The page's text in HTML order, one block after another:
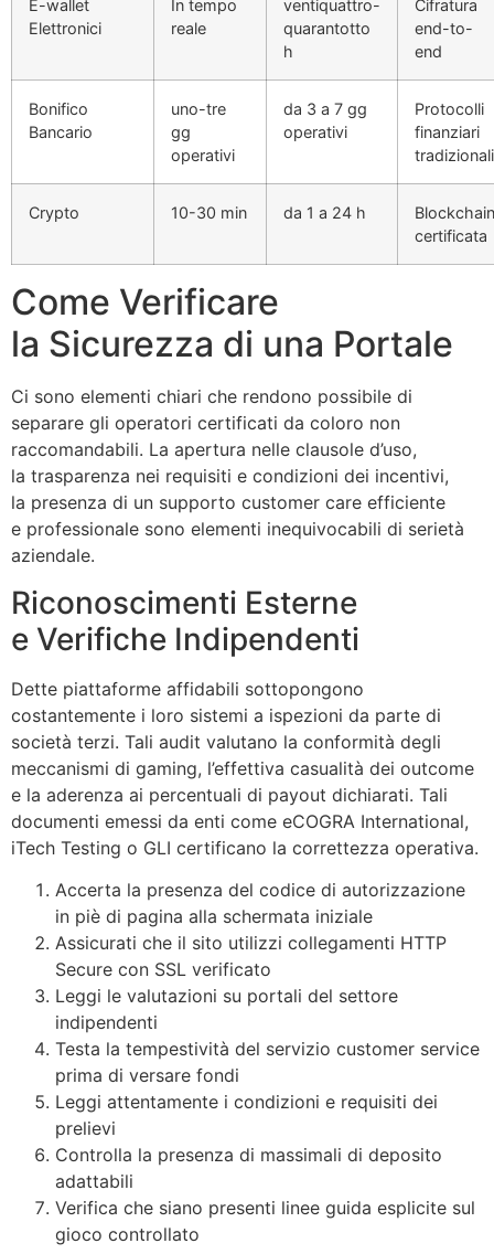
E-wallet
Elettronici
In tempo
reale
ventiquattro-
quarantotto
h
Cifratura
end-to-
end
Bonifico
Bancario
uno-tre
gg
operativi
da 3 a 7 gg
operativi
Protocolli
finanziari
tradizionali
Crypto 10-30 min da 1 a 24 h
Blockchain
certificata
Come Verificare
la Sicurezza di una Portale
Ci sono elementi chiari che rendono possibile di
separare gli operatori certificati da coloro non
raccomandabili. La apertura nelle clausole d’uso,
la trasparenza nei requisiti e condizioni dei incentivi,
la presenza di un supporto customer care efficiente
e professionale sono elementi inequivocabili di serietà
aziendale.
Riconoscimenti Esterne
e Verifiche Indipendenti
Dette piattaforme affidabili sottopongono
costantemente i loro sistemi a ispezioni da parte di
società terzi. Tali audit valutano la conformità degli
meccanismi di gaming, l’effettiva casualità dei outcome
e la aderenza ai percentuali di payout dichiarati. Tali
documenti emessi da enti come eCOGRA International,
iTech Testing o GLI certificano la correttezza operativa.
Accerta la presenza del codice di autorizzazione
in piè di pagina alla schermata iniziale
Assicurati che il sito utilizzi collegamenti HTTP
Secure con SSL verificato
Leggi le valutazioni su portali del settore
indipendenti
Testa la tempestività del servizio customer service
prima di versare fondi
Leggi attentamente i condizioni e requisiti dei
prelievi
Controlla la presenza di massimali di deposito
adattabili
Verifica che siano presenti linee guida esplicite sul
gioco controllato